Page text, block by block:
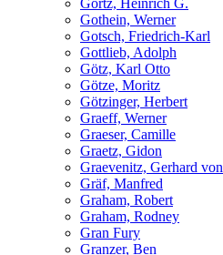
Gothein, Werner
Gotsch, Friedrich-Karl
Gottlieb, Adolph
Götz, Karl Otto
Götze, Moritz
Götzinger, Herbert
Graeff, Werner
Graeser, Camille
Graetz, Gidon
Graevenitz, Gerhard von
Gräf, Manfred
Graham, Robert
Graham, Rodney
Gran Fury
Granzer, Ben